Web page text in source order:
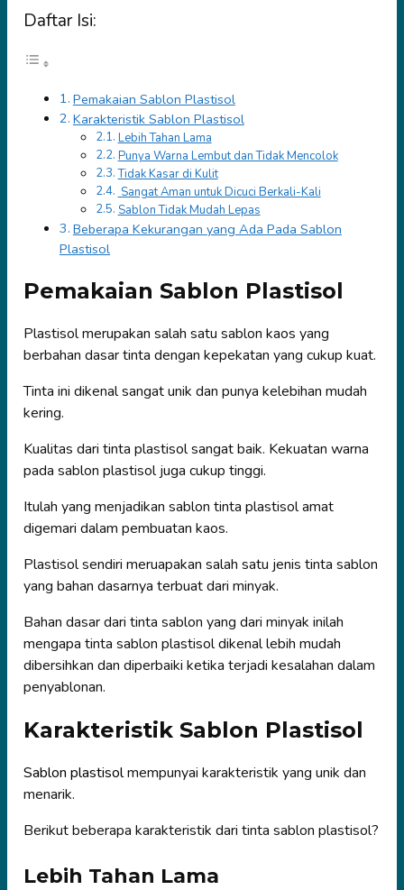
Daftar Isi:
Pemakaian Sablon Plastisol
Karakteristik Sablon Plastisol
Lebih Tahan Lama
Punya Warna Lembut dan Tidak Mencolok
Tidak Kasar di Kulit
Sangat Aman untuk Dicuci Berkali-Kali
Sablon Tidak Mudah Lepas
Beberapa Kekurangan yang Ada Pada Sablon
Plastisol
Pemakaian Sablon Plastisol
Plastisol merupakan salah satu sablon kaos yang
berbahan dasar tinta dengan kepekatan yang cukup kuat.
Tinta ini dikenal sangat unik dan punya kelebihan mudah
kering.
Kualitas dari tinta plastisol sangat baik. Kekuatan warna
pada sablon plastisol juga cukup tinggi.
Itulah yang menjadikan sablon tinta plastisol amat
digemari dalam pembuatan kaos.
Plastisol sendiri meruapakan salah satu jenis tinta sablon
yang bahan dasarnya terbuat dari minyak.
Bahan dasar dari tinta sablon yang dari minyak inilah
mengapa tinta sablon plastisol dikenal lebih mudah
dibersihkan dan diperbaiki ketika terjadi kesalahan dalam
penyablonan.
Karakteristik Sablon Plastisol
Sablon plastisolmempunyai karakteristik yang unik dan
menarik.
Berikut beberapa karakteristik dari tinta sablon plastisol?
Lebih Tahan Lama